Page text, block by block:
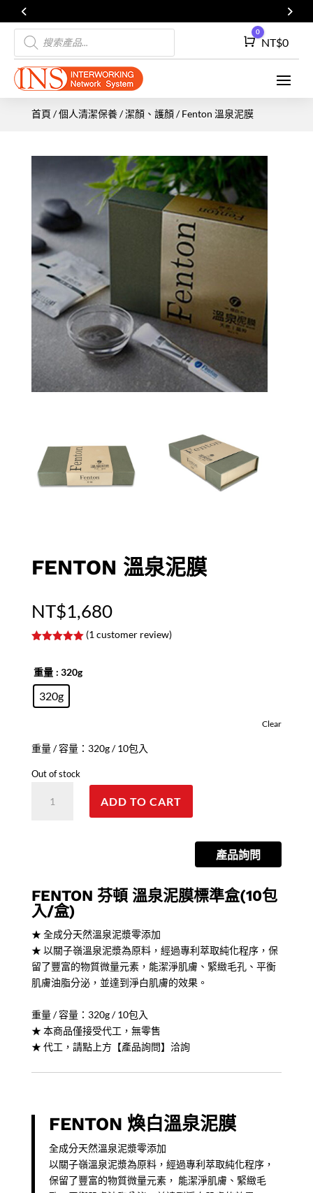
Products
search
Cart
0
NT$0
首頁 /個人清潔保養/潔顏、護顏/ Fenton 溫泉泥膜
FENTON 溫泉泥膜
NT$1,680
based on
customer
rating
(1 customer review)
重量 : 320g
320g
Clear
重量 / 容量：320g / 10包入
Out of stock
ADD TO CART
產品詢問
FENTON 芬頓 溫泉泥膜標準盒(10包
入/盒)
★ 全成分天然溫泉泥漿零添加
★ 以關子嶺溫泉泥漿為原料，經過專利萃取純化程序，保
留了豐富的物質微量元素，能潔淨肌膚、緊緻毛孔、平衡
肌膚油脂分泌，並達到淨白肌膚的效果。
重量 / 容量：320g / 10包入
★ 本商品僅接受代工，無零售
★ 代工，請點上方【產品詢問】洽詢
FENTON 煥白溫泉泥膜
全成分天然溫泉泥漿零添加
以關子嶺溫泉泥漿為原料，經過專利萃取純化程序，
保留了豐富的物質微量元素， 能潔淨肌膚、緊緻毛